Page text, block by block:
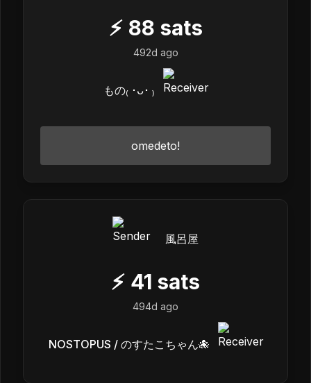
⚡ 88 sats
492d ago
もの₍ ･ᴗ･ ₎
omedeto!
風呂屋
⚡ 41 sats
494d ago
NOSTOPUS / のすたこちゃん🐙